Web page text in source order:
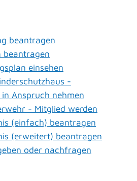
beantragen
beantragen
einsehen
-
Anspruch nehmen
- Mitglied werden
(einfach) beantragen
(erweitert) beantragen
oder nachfragen